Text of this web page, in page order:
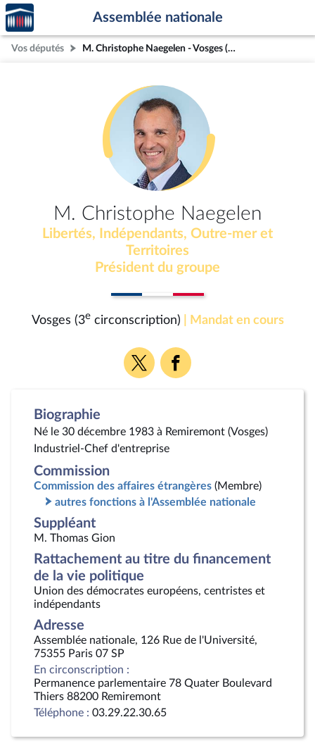
Aller au contenu
Aller en bas de la page
Accèder
à la
page
d'accueil
Assemblée nationale
Vos députés M. Christophe Naegelen - Vosges (3e circonscription)
M. Christophe Naegelen
Libertés, Indépendants, Outre-mer et
Territoires
Président du groupe
Vosges (3ecirconscription) | Mandat en cours
Voir
la
Voir
la
Biographie
Né le 30 décembre 1983 à Remiremont (Vosges)
Industriel-Chef d'entreprise
Commission
Commission des affaires étrangères (Membre)
autres fonctions à l'Assemblée nationale
Suppléant
M. Thomas Gion
Rattachement au titre du financement
de la vie politique
Union des démocrates européens, centristes et
indépendants
Adresse
Assemblée nationale, 126 Rue de l'Université,
75355 Paris 07 SP
En circonscription :
Permanence parlementaire 78 Quater Boulevard
Thiers 88200 Remiremont
Téléphone : 03.29.22.30.65